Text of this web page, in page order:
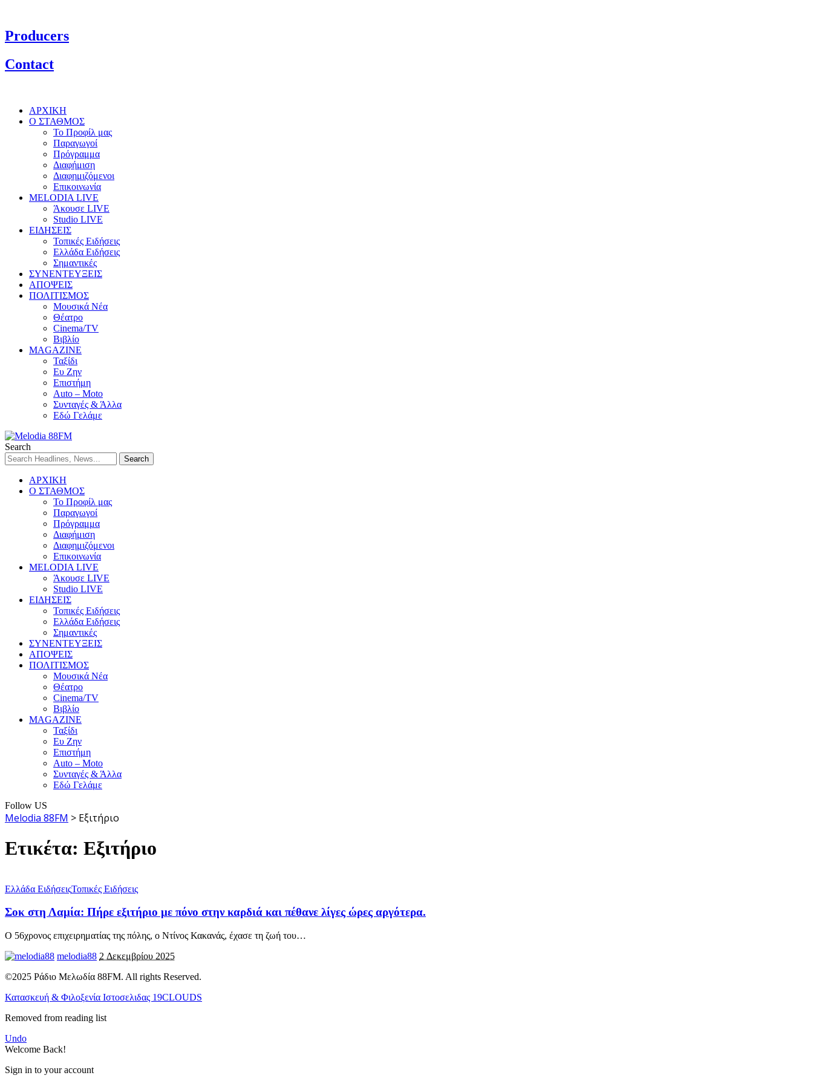
Producers
Contact
ΑΡΧΙΚΗ
Ο ΣΤΑΘΜΟΣ
Το Προφίλ μας
Παραγωγοί
Πρόγραμμα
Διαφήμιση
Διαφημιζόμενοι
Επικοινωνία
MELODIA LIVE
Άκουσε LIVE
Studio LIVE
ΕΙΔΗΣΕΙΣ
Τοπικές Ειδήσεις
Ελλάδα Ειδήσεις
Σημαντικές
ΣΥΝΕΝΤΕΥΞΕΙΣ
ΑΠΟΨΕΙΣ
ΠΟΛΙΤΙΣΜΟΣ
Μουσικά Νέα
Θέατρο
Cinema/TV
Βιβλίο
MAGAZINE
Ταξίδι
Ευ Ζην
Επιστήμη
Auto – Moto
Συνταγές & Άλλα
Εδώ Γελάμε
Search
ΑΡΧΙΚΗ
Ο ΣΤΑΘΜΟΣ
Το Προφίλ μας
Παραγωγοί
Πρόγραμμα
Διαφήμιση
Διαφημιζόμενοι
Επικοινωνία
MELODIA LIVE
Άκουσε LIVE
Studio LIVE
ΕΙΔΗΣΕΙΣ
Τοπικές Ειδήσεις
Ελλάδα Ειδήσεις
Σημαντικές
ΣΥΝΕΝΤΕΥΞΕΙΣ
ΑΠΟΨΕΙΣ
ΠΟΛΙΤΙΣΜΟΣ
Μουσικά Νέα
Θέατρο
Cinema/TV
Βιβλίο
MAGAZINE
Ταξίδι
Ευ Ζην
Επιστήμη
Auto – Moto
Συνταγές & Άλλα
Εδώ Γελάμε
Follow US
Melodia 88FM > Εξιτήριο
Ετικέτα: Εξιτήριο
Ελλάδα ΕιδήσειςΤοπικές Ειδήσεις
Σοκ στη Λαμία: Πήρε εξιτήριο με πόνο στην καρδιά και πέθανε λίγες ώρες αργότερα.
Ο 56χρονος επιχειρηματίας της πόλης, ο Ντίνος Κακανάς, έχασε τη ζωή του…
melodia88 2 Δεκεμβρίου 2025
©2025 Ράδιο Μελωδία 88FM. All rights Reserved.
Κατασκευή & Φιλοξενία Ιστοσελιδας 19CLOUDS
Removed from reading list
Undo
Welcome Back!
Sign in to your account